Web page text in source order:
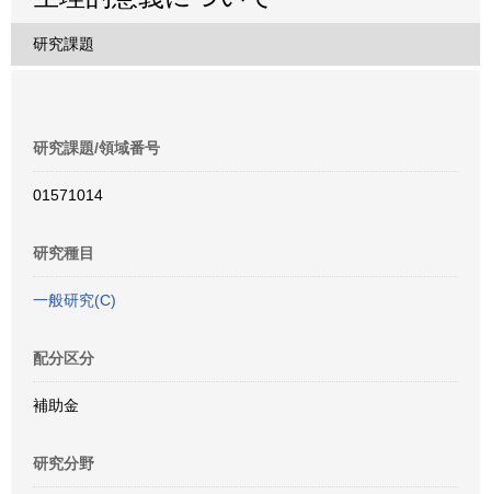
研究課題
研究課題/領域番号
01571014
研究種目
一般研究(C)
配分区分
補助金
研究分野